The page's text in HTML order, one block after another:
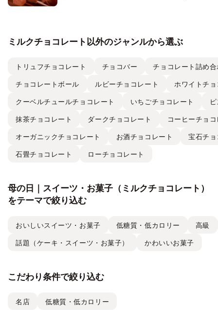
ミルクチョコレート以外のジャンルから選ぶ
トリュフチョコレート チョコバー チョコレート詰め
チョコレートボール ルビーチョコレート ホワイトチ
クーベルチュールチョコレート いちごチョコレート
抹茶チョコレート ダークチョコレート コーヒーチョ
オーガニックチョコレート お酒チョコレート 宝石チ
石畳チョコレート ローチョコレート
母の日｜スイーツ・お菓子（ミルクチョコレート）
をテーマで絞り込む
おいしいスイーツ・お菓子 低糖質・低カロリー 高級
話題（ケーキ・スイーツ・お菓子） かわいいお菓子
こだわり条件で絞り込む
名店 低糖質・低カロリー